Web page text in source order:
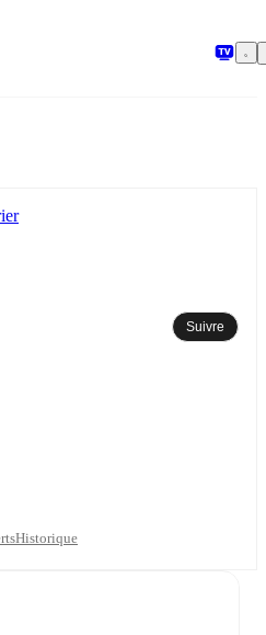
Suivre
Historique